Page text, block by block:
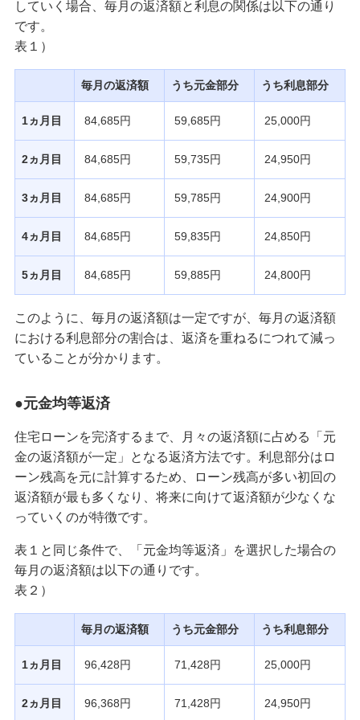
していく場合、毎月の返済額と利息の関係は以下の通り
です。
表１）
毎月の返済額 うち元金部分 うち利息部分
1ヵ月目 84,685円 59,685円 25,000円
2ヵ月目 84,685円 59,735円 24,950円
3ヵ月目 84,685円 59,785円 24,900円
4ヵ月目 84,685円 59,835円 24,850円
5ヵ月目 84,685円 59,885円 24,800円
このように、毎月の返済額は一定ですが、毎月の返済額
における利息部分の割合は、返済を重ねるにつれて減っ
ていることが分かります。
●元金均等返済
住宅ローンを完済するまで、月々の返済額に占める「元
金の返済額が一定」となる返済方法です。利息部分はロ
ーン残高を元に計算するため、ローン残高が多い初回の
返済額が最も多くなり、将来に向けて返済額が少なくな
っていくのが特徴です。
表１と同じ条件で、「元金均等返済」を選択した場合の
毎月の返済額は以下の通りです。
表２）
毎月の返済額 うち元金部分 うち利息部分
1ヵ月目 96,428円 71,428円 25,000円
2ヵ月目 96,368円 71,428円 24,950円